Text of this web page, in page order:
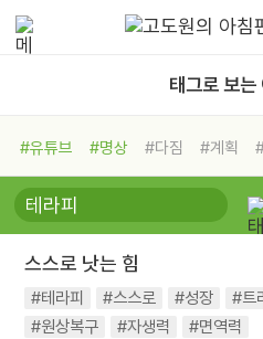
태그로 보는
#유튜브 #명상 #다짐 #계획
#비전캠프
#독서캠프 #삶
#희망
#나눔 #친구 #링컨학교
#독서
#건강 #면역력
스스로 낫는 힘
#테라피 #스스로 #성장 #트
#원상복구
#자생력 #면역력